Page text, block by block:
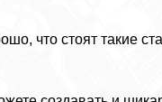
что стоят такие